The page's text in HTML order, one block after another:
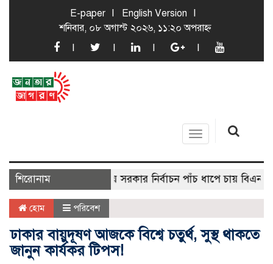
E-paper
English Version
শনিবার, ০৮ অগাস্ট ২০২৬, ১১:২০ অপরাহ্ন
Toggle
navigation
শিরোনাম স্থানীয় সরকার নির্বাচন পাঁচ ধাপে চায় বিএনপি
হোম পরিবেশ
ঢাকার বায়ুদূষণ আজকে বিশ্বে চতুর্থ, সুস্থ থাকতে
জানুন কার্যকর টিপস!